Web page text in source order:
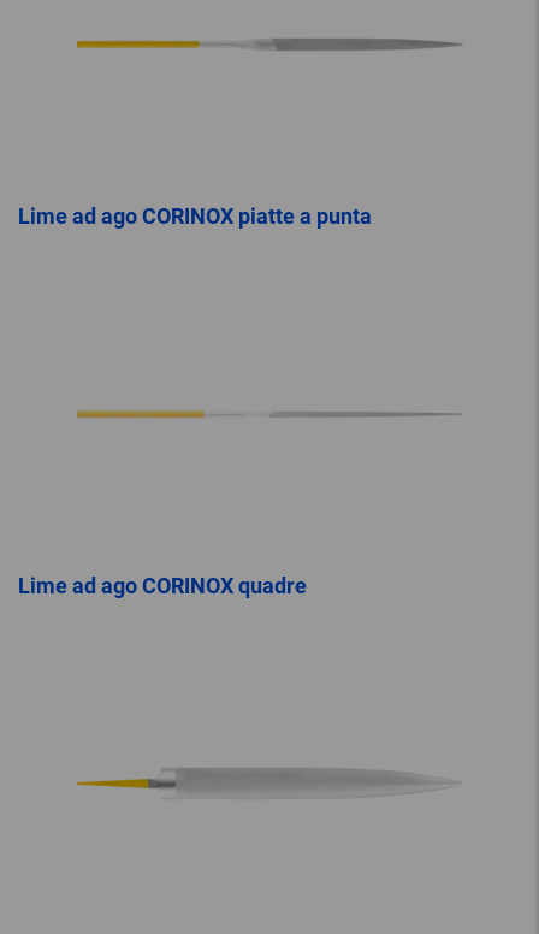
Lime ad ago CORINOX piatte a punta
Lime ad ago CORINOX quadre